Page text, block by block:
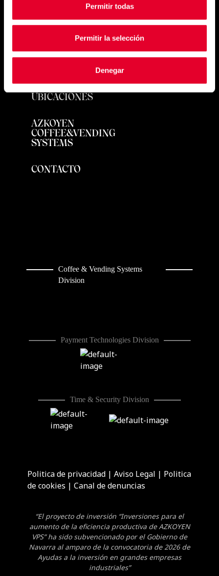
Permitir todas
Permitir la selección
Denegar
UBICACIONES
AZKOYEN
COFFEE&VENDING
SYSTEMS
CONTACTO
Coffee & Vending Systems
Division
Payment Technologies Division
Time & Security Division
Politica de privacidad |Aviso Legal | Politica
de cookies |Canal de denuncias
“El proyecto de inversión “Inversiones para el
aumento de la eficiencia productiva de AZKOYEN
VPS” ha sido subvencionado por el Gobierno de
Navarra al amparo de la convocatoria de 2026 de
Ayudas a la inversión en grandes empresas
industriales”